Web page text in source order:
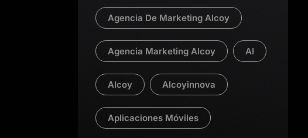
Agencia De Marketing Alcoy
Agencia Marketing Alcoy AI
Alcoy Alcoyinnova
Aplicaciones Móviles